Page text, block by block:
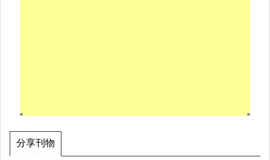
分享刊物